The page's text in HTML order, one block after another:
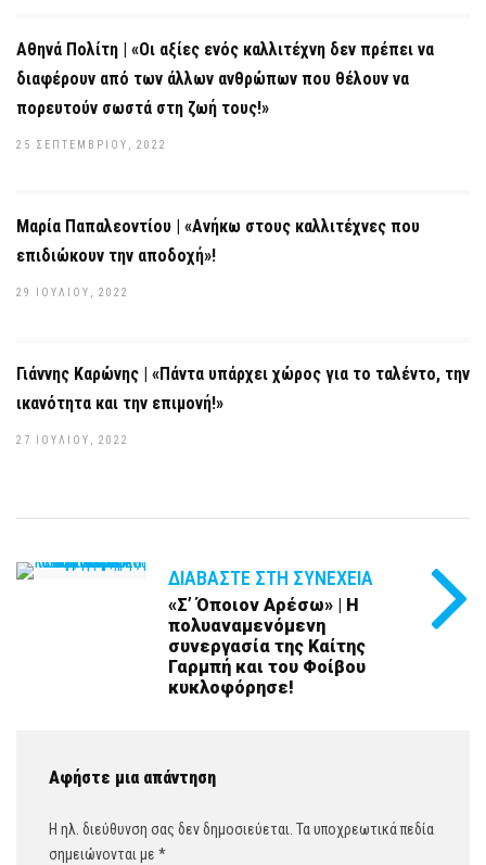
Αθηνά Πολίτη | «Οι αξίες ενός καλλιτέχνη δεν πρέπει να
διαφέρουν από των άλλων ανθρώπων που θέλουν να
πορευτούν σωστά στη ζωή τους!»
25 ΣΕΠΤΕΜΒΡΊΟΥ, 2022
Μαρία Παπαλεοντίου | «Ανήκω στους καλλιτέχνες που
επιδιώκουν την αποδοχή»!
29 ΙΟΥΛΊΟΥ, 2022
Γιάννης Καρώνης | «Πάντα υπάρχει χώρος για το ταλέντο, την
ικανότητα και την επιμονή!»
27 ΙΟΥΛΊΟΥ, 2022
ΔΙΑΒΆΣΤΕ ΣΤΗ ΣΥΝΈΧΕΙΑ
«Σ’ Όποιον Αρέσω» | Η
πολυαναμενόμενη
συνεργασία της Καίτης
Γαρμπή και του Φοίβου
κυκλοφόρησε!
Αφήστε μια απάντηση
Η ηλ. διεύθυνση σας δεν δημοσιεύεται. Τα υποχρεωτικά πεδία
σημειώνονται με *